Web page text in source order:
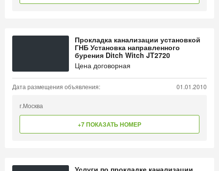
Прокладка канализации установкой
ГНБ Установка направленного
бурения Ditch Witch JT2720
Цена договорная
Дата размещения объявления: 01.01.2010
г.Москва
+7 ПОКАЗАТЬ НОМЕР
Услуги по прокладке канализации